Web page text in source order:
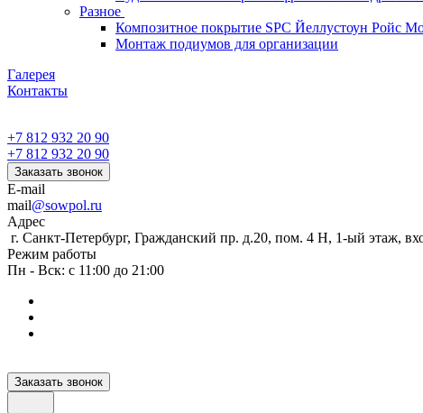
Разное
Композитное покрытие SPC Йеллустоун Ройс
Монтаж подиумов для организации
Галерея
Контакты
+7 812 932 20 90
+7 812 932 20 90
Заказать звонок
E-mail
mail@sowpol.ru
Адрес
г. Санкт-Петербург, Гражданский пр. д.20, пом. 4 Н, 1-ый этаж,
Режим работы
Пн - Вск: с 11:00 до 21:00
Заказать звонок